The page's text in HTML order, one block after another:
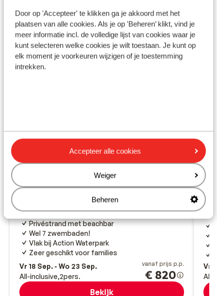
Door op 'Accepteer' te klikken ga je akkoord met het
plaatsen van alle cookies. Als je op 'Beheren’ klikt, vind je
meer informatie incl. de volledige lijst van cookies waar je
kunt selecteren welke cookies je wilt toestaan. Je kunt op
elk moment je voorkeuren wijzigen of je toestemming
intrekken.
Accepteer alle cookies
Weiger
Beheren
Ook interessant voor jou
Hotel Melia Sunny Beach
Sunny Beach Zwarte Zee Bulgarije
Privéstrand met beachbar
Wel 7 zwembaden!
Vlak bij Action Waterpark
Zeer geschikt voor families
Vr 18 Sep. - Wo 23 Sep.
All-inclusive 2pers.
vanaf prijs p.p.
€ 820
Bekijk
Vr
All-